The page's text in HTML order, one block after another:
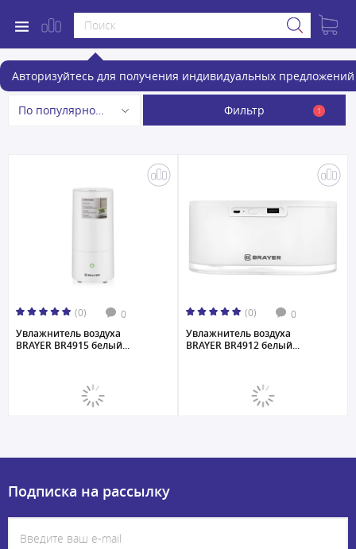
Авторизуйтесь для получения индивидуальных предложений
Увлажнители воздуха BRAYER
По популярности Фильтр 1
(0) 0
Увлажнитель воздуха
BRAYER BR4915 белый...
(0) 0
Увлажнитель воздуха
BRAYER BR4912 белый...
Подписка на рассылку